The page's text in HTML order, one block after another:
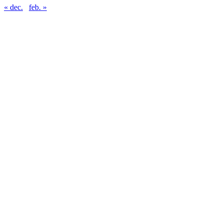
« dec.
feb. »